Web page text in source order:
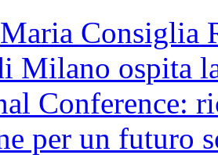
Maria Consiglia